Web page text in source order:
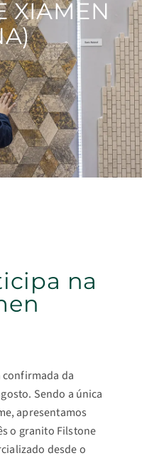
XIAMEN
na
confirmada da
Sendo a única
apresentamos
o granito Filstone
desde o